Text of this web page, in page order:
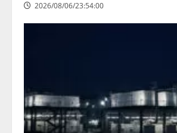
2026/08/06/23:54:00